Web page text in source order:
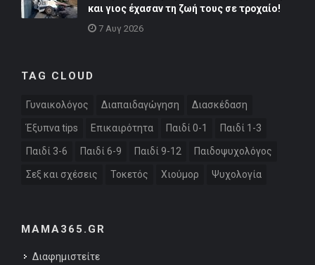
και γιος έχασαν τη ζωή τους σε τροχαίο!
7 Αυγ 2026
TAG CLOUD
Γυναικολόγος Διαπαιδαγώγηση Διασκέδαση
Έξυπνα tips Επικαιρότητα Παιδί 0-1 Παιδί 1-3
Παιδί 3-6 Παιδί 6-9 Παιδί 9-12 Παιδοψυχολόγος
Σεξ και σχέσεις Τοκετός Χιούμορ Ψυχολογία
MAMA365.GR
Διαφημιστείτε